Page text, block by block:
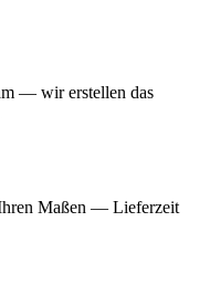
— wir erstellen das
Maßen — Lieferzeit